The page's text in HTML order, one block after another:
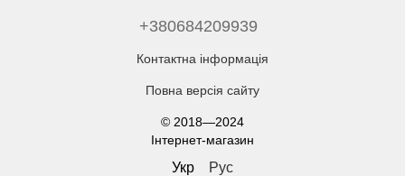
+380684209939
Контактна інформація
Повна версія сайту
© 2018—2024
Інтернет-магазин
Укр Рус